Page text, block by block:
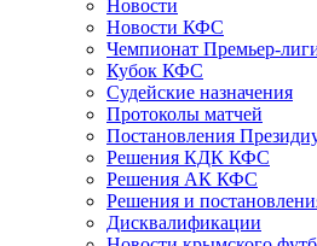
Новости
Новости КФС
Чемпионат Премьер-
Кубок КФС
Судейские назначения
Протоколы матчей
Постановления
Решения КДК КФС
Решения АК КФС
Решения и
Дисквалификации